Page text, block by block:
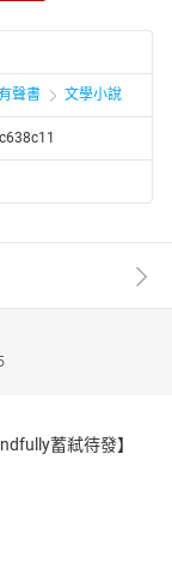
從喧囂的街頭到幽
一次，當她感到
行。而冷夜辰，
道強勢，時而溫柔
身世之謎，更在
。林婉晴發現，冷
夜辰攜手步入婚姻
聲書 文學小說
蓄弒待發】